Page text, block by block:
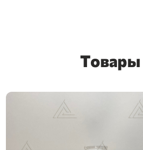
Товары